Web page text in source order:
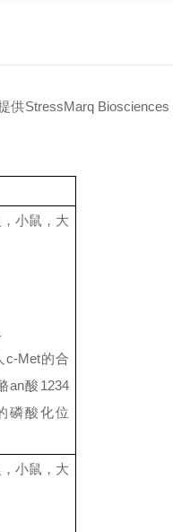
供StressMarq Biosciences
小鼠，大
c-Met的合
an酸 1234
磷酸化位
小鼠，大